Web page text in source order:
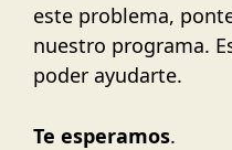
este problema,
nuestro programa.
poder ayudarte.
Te esperamos.